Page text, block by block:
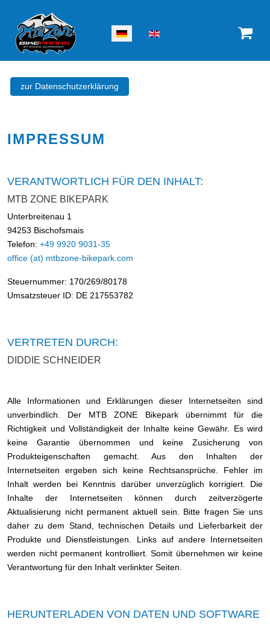
Sprache auswählen
zur Datenschutzerklärung
IMPRESSUM
VERANTWORTLICH FÜR DEN INHALT:
MTB ZONE BIKEPARK
Unterbreitenau 1
94253 Bischofsmais
Telefon: +49 9920 9031-35
office (at) mtbzone-bikepark.com
Steuernummer: 170/269/80178
Umsatzsteuer ID: DE 217553782
VERTRETEN DURCH:
DIDDIE SCHNEIDER
Alle Informationen und Erklärungen dieser Internetseiten sind
unverbindlich. Der MTB ZONE Bikepark übernimmt für die
Richtigkeit und Vollständigkeit der Inhalte keine Gewähr. Es wird
keine Garantie übernommen und keine Zusicherung von
Produkteigenschaften gemacht. Aus den Inhalten der
Internetseiten ergeben sich keine Rechtsansprüche. Fehler im
Inhalt werden bei Kenntnis darüber unverzüglich korrigiert. Die
Inhalte der Internetseiten können durch zeitverzögerte
Aktualisierung nicht permanent aktuell sein. Bitte fragen Sie uns
daher zu dem Stand, technischen Details und Lieferbarkeit der
Produkte und Dienstleistungen. Links auf andere Internetseiten
werden nicht permanent kontrolliert. Somit übernehmen wir keine
Verantwortung für den Inhalt verlinkter Seiten.
HERUNTERLADEN VON DATEN UND SOFTWARE